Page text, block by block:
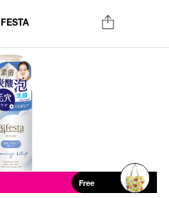
Free